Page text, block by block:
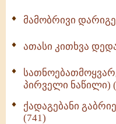
მამობრივი
ათასი კითხვა
პირველი ნაწილი)
ქადაგებანი
(741)